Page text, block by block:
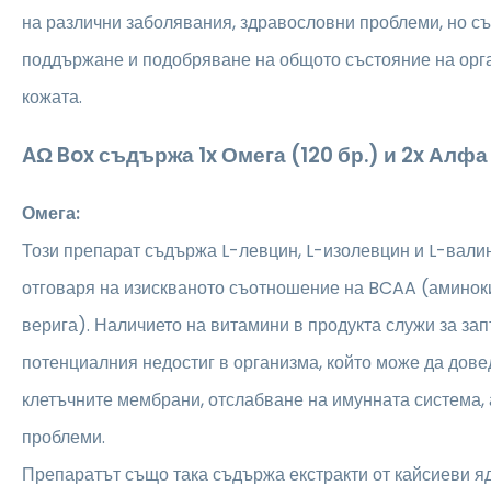
на различни заболявания, здравословни проблеми, но
поддържане и подобряване на общото състояние на
кожата.
AΩ Box съдържа 1x Омега (120 бр.) и 2x
Омега:
Този препарат съдържа L-левцин, L-изолевцин и L-
отговаря на изискваното съотношение на BCAA
верига). Наличието на витамини в продукта служи за
потенциалния недостиг в организма, който може да
клетъчните мембрани, отслабване на имунната
проблеми.
Препаратът също така съдържа екстракти от кайсиеви